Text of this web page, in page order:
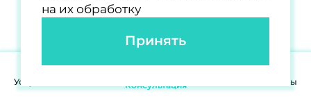
Услуги Консультация Контакты
на их обработку
Принять